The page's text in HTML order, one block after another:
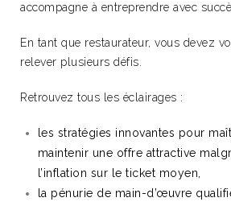
accompagne à entreprendre avec
En tant que restaurateur, vous devez
relever plusieurs défis.
Retrouvez tous les éclairages :
les stratégies innovantes pour
maintenir une offre attractive
l’inflation sur le ticket moyen,
la pénurie de main-d’œuvre